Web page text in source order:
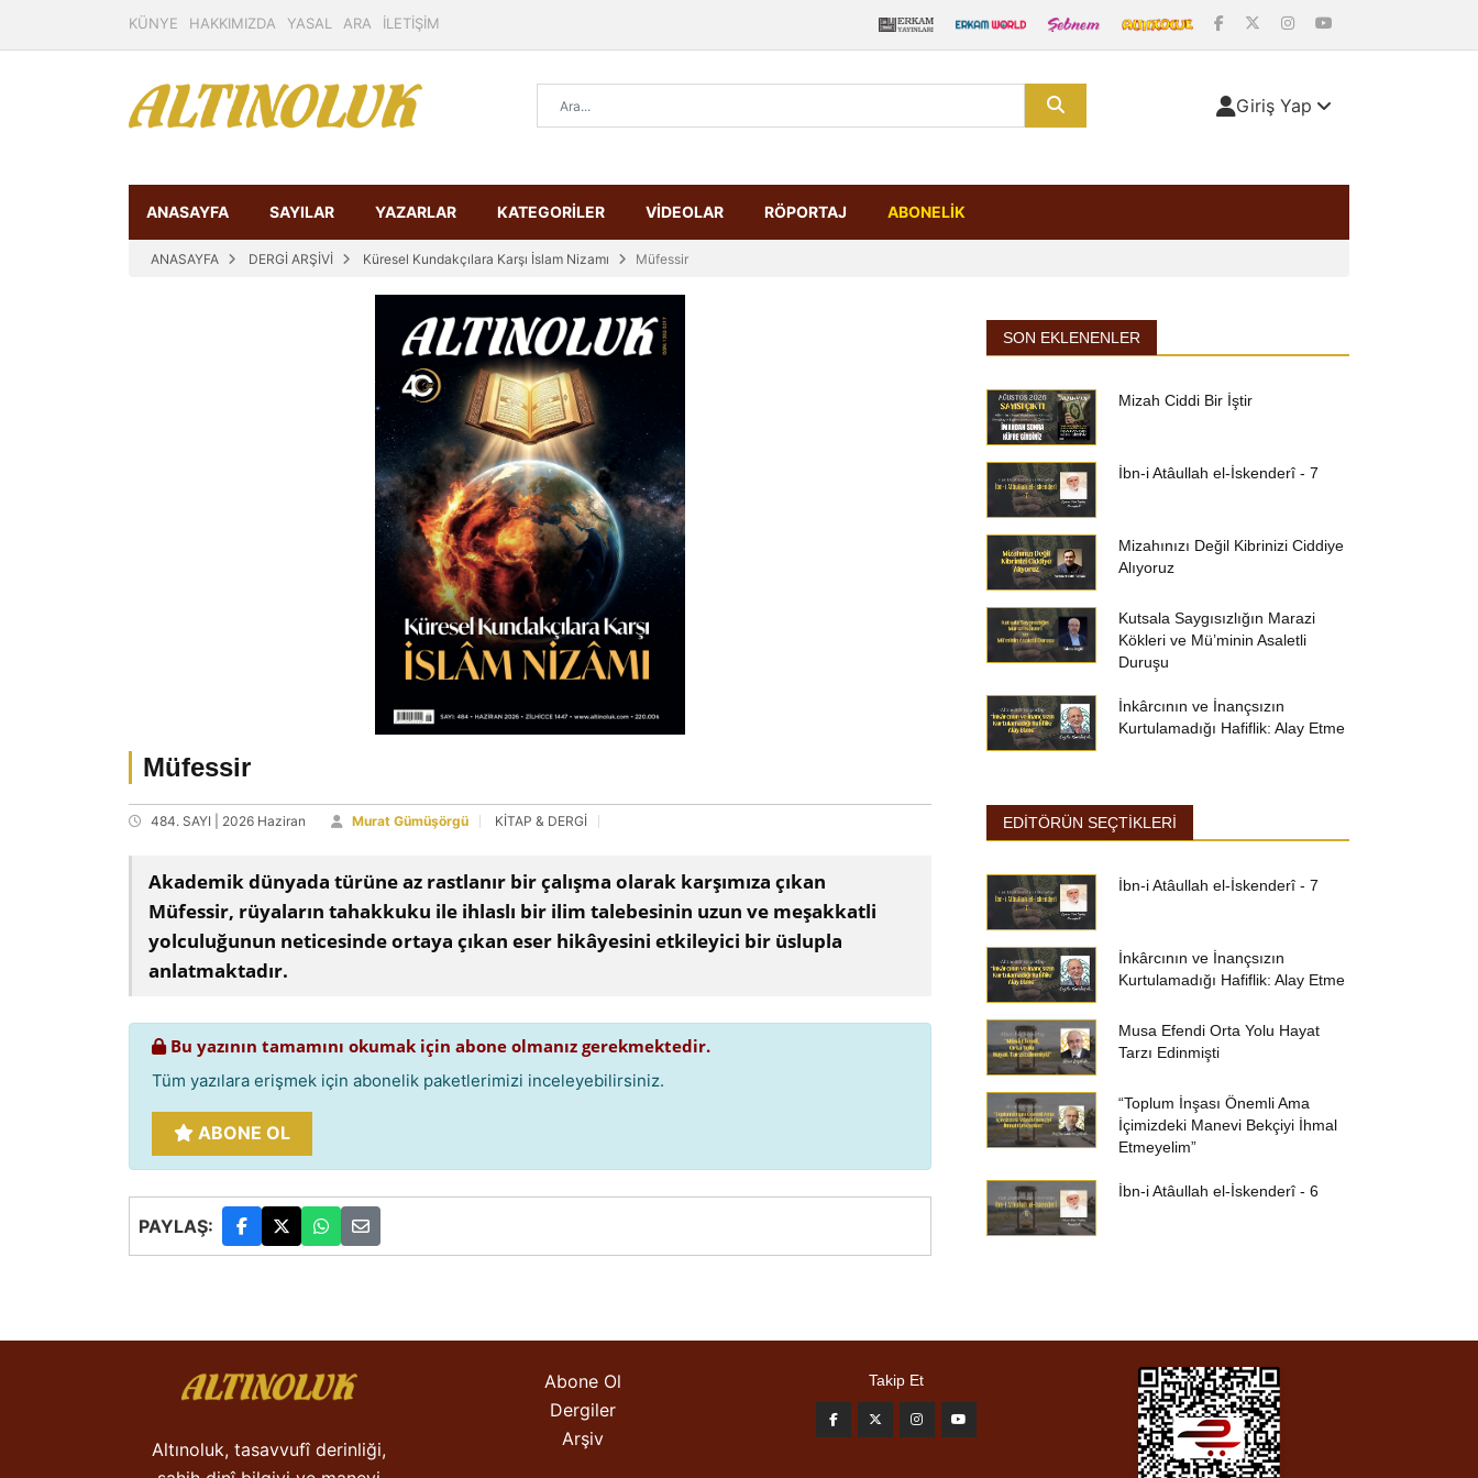
KÜNYE HAKKIMIZDA YASAL ARA İLETİŞİM
Giriş Yap
ANASAYFA SAYILAR YAZARLAR KATEGORİLER VİDEOLAR RÖPORTAJ ABONELİK
ANASAYFA DERGİ ARŞİVİ Küresel Kundakçılara Karşı İslam Nizamı Müfessir
Müfessir
484. SAYI | 2026 Haziran Murat Gümüşörgü KİTAP & DERGİ
Akademik dünyada türüne az rastlanır bir çalışma olarak karşımıza çıkan
Müfessir, rüyaların tahakkuku ile ihlaslı bir ilim talebesinin uzun ve meşakkatli
yolculuğunun neticesinde ortaya çıkan eser hikâyesini etkileyici bir üslupla
anlatmaktadır.
Bu yazının tamamını okumak için abone olmanız gerekmektedir.
Tüm yazılara erişmek için abonelik paketlerimizi inceleyebilirsiniz.
ABONE OL
PAYLAŞ:
SON EKLENENLER
Mizah Ciddi Bir İştir
İbn-i Atâullah el-İskenderî - 7
Mizahınızı Değil Kibrinizi Ciddiye
Alıyoruz
Kutsala Saygısızlığın Marazi
Kökleri ve Mü’minin Asaletli
Duruşu
İnkârcının ve İnançsızın
Kurtulamadığı Hafiflik: Alay Etme
EDİTÖRÜN SEÇTİKLERİ
İbn-i Atâullah el-İskenderî - 7
İnkârcının ve İnançsızın
Kurtulamadığı Hafiflik: Alay Etme
Musa Efendi Orta Yolu Hayat
Tarzı Edinmişti
“Toplum İnşası Önemli Ama
İçimizdeki Manevi Bekçiyi İhmal
Etmeyelim”
İbn-i Atâullah el-İskenderî - 6
Altınoluk, tasavvufî derinliği,
Abone Ol
Dergiler
Arşiv
Takip Et